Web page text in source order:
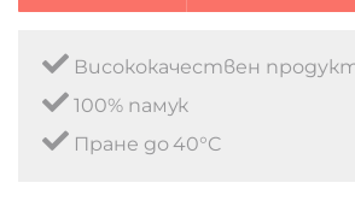
Висококачествен
100% памук
Пране до 40°C